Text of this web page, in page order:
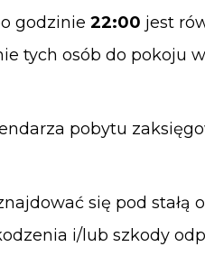
godzinie 22:00 jest
tych osób do pokoju
pobytu
się pod stałą
i/lub szkody